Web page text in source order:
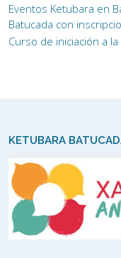
Eventos Ketubara en
Batucada con
Curso de iniciación a
KETUBARA